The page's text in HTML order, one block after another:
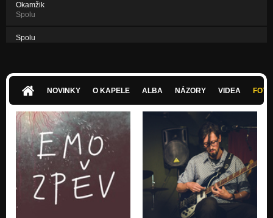
Okamžik
Spolu
Spolu
NOVINKY O KAPELE ALBA NÁZORY VIDEA